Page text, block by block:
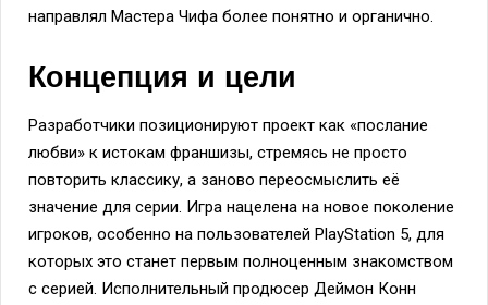
направлял Мастера Чифа более понятно и органично.
Концепция и цели
Разработчики позиционируют проект как «послание
любви» к истокам франшизы, стремясь не просто
повторить классику, а заново переосмыслить её
значение для серии. Игра нацелена на новое поколение
игроков, особенно на пользователей PlayStation 5, для
которых это станет первым полноценным знакомством
с серией. Исполнительный продюсер Деймон Конн